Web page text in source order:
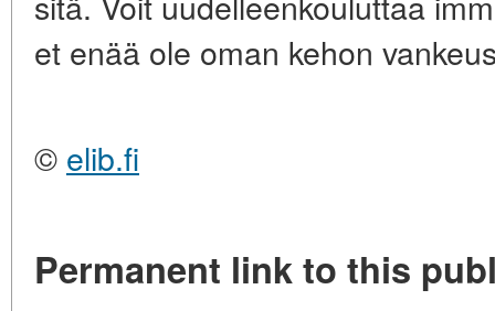
et enää ole oman kehon
© elib.fi
Permanent link to this